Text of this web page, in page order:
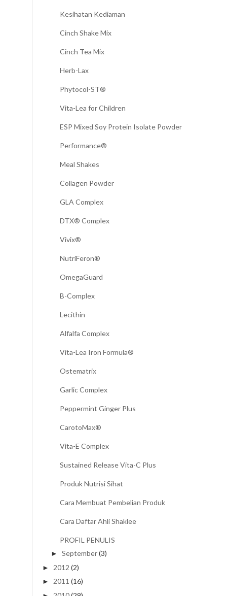
Kesihatan Kediaman
Cinch Shake Mix
Cinch Tea Mix
Herb-Lax
Phytocol-ST®
Vita-Lea for Children
ESP Mixed Soy Protein Isolate Powder
Performance®
Meal Shakes
Collagen Powder
GLA Complex
DTX® Complex
Vivix®
NutriFeron®
OmegaGuard
B-Complex
Lecithin
Alfalfa Complex
Vita-Lea Iron Formula®
Ostematrix
Garlic Complex
Peppermint Ginger Plus
CarotoMax®
Vita-E Complex
Sustained Release Vita-C Plus
Produk Nutrisi Sihat
Cara Membuat Pembelian Produk
Cara Daftar Ahli Shaklee
PROFIL PENULIS
► September(3)
► 2012 (2)
► 2011 (16)